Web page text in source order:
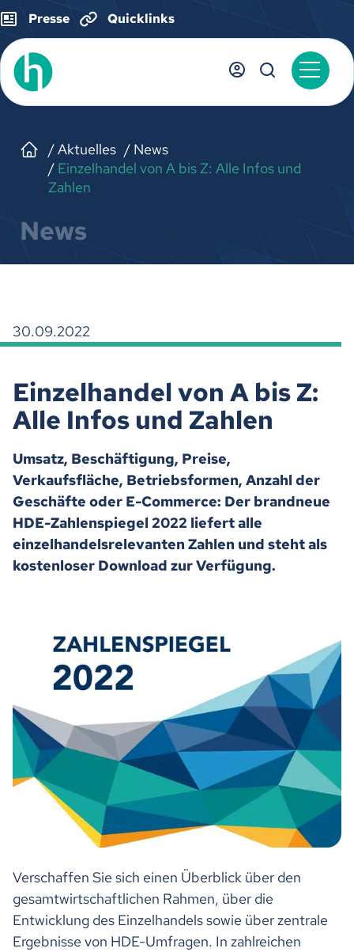
Presse Quicklinks
Aktuelles
News
Einzelhandel von A bis Z: Alle Infos und
Zahlen
News
30.09.2022
Einzelhandel von A bis Z:
Alle Infos und Zahlen
Umsatz, Beschäftigung, Preise,
Verkaufsfläche, Betriebsformen, Anzahl der
Geschäfte oder E-Commerce: Der brandneue
HDE-Zahlenspiegel 2022 liefert alle
einzelhandelsrelevanten Zahlen und steht als
kostenloser Download zur Verfügung.
Verschaffen Sie sich einen Überblick über den
gesamtwirtschaftlichen Rahmen, über die
Entwicklung des Einzelhandels sowie über zentrale
Ergebnisse von HDE-Umfragen. In zahlreichen